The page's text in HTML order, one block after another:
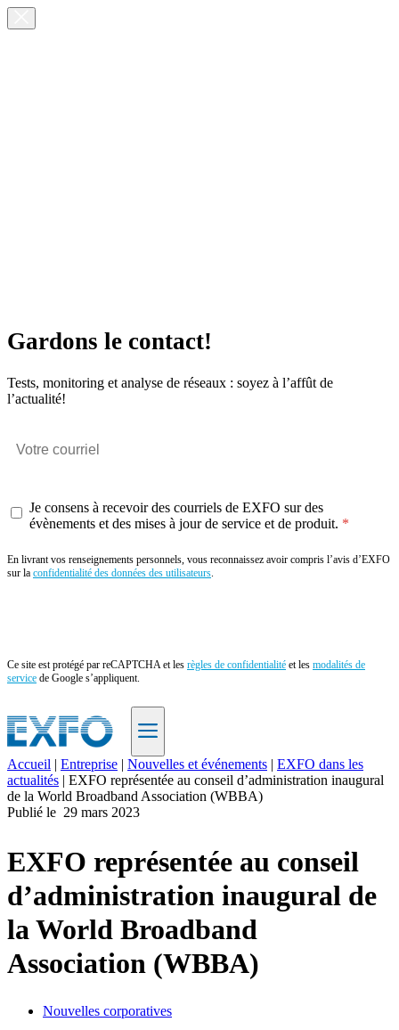
Gardons le contact!
Tests, monitoring et analyse de réseaux : soyez à l’affût de
l’actualité!
Je consens à recevoir des courriels de EXFO sur des
évènements et des mises à jour de service et de produit.
En livrant vos renseignements personnels, vous reconnaissez avoir compris l’avis d’EXFO
sur la confidentialité des données des utilisateurs.
Ce site est protégé par reCAPTCHA et les règles de confidentialité et les modalités de
service de Google s’appliquent.
FR
Produits
Soutien
Services
Acheter
Ressources
Contactez-
nous
S'enregistrer
Se
Accueil | Entreprise | Nouvelles et événements | EXFO dans les
actualités | EXFO représentée au conseil d’administration inaugural
de la World Broadband Association (WBBA)
Publié le 29 mars 2023
EXFO représentée au conseil
d’administration inaugural de
la World Broadband
Association (WBBA)
Nouvelles corporatives